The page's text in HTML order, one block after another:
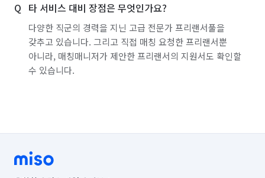
타 서비스 대비 장점은 무엇인가요?
다양한 직군의 경력을 지닌 고급 전문가 프리랜서풀을
갖추고 있습니다. 그리고 직접 매칭 요청한 프리랜서뿐
아니라, 매칭매니저가 제안한 프리랜서의 지원서도 확인할
수 있습니다.